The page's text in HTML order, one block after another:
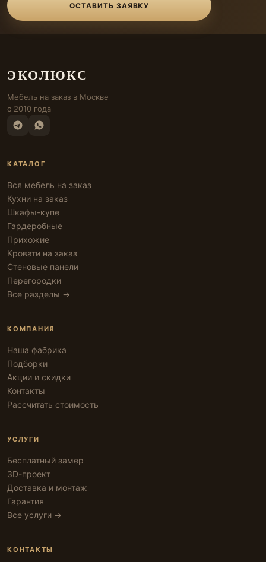
ОСТАВИТЬ ЗАЯВКУ
ЭКОЛЮКС
Мебель на заказ в Москве
с 2010 года
КАТАЛОГ
Вся мебель на заказ
Кухни на заказ
Шкафы-купе
Гардеробные
Прихожие
Кровати на заказ
Стеновые панели
Перегородки
Все разделы →
КОМПАНИЯ
Наша фабрика
Подборки
Акции и скидки
Контакты
Рассчитать стоимость
УСЛУГИ
Бесплатный замер
3D-проект
Доставка и монтаж
Гарантия
Все услуги →
КОНТАКТЫ